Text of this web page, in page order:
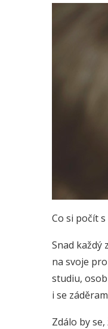
Co si počít
Snad každý
na svoje
studiu,
i se
Zdálo by